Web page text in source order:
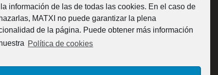
información de las de todas las cookies. En el caso de
MATXI no puede garantizar la plena
de la página. Puede obtener más información
Política de cookies
Web subvencionada por la Diputación Foral de
Bizkaia